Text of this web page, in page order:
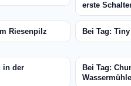
erste
Riesenpilz Bei Tag:
in der
Bei Tag:
Wassermühle